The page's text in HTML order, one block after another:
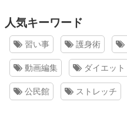
人気キーワード
習い事 護身術
動画編集 ダイエット
公民館 ストレッチ